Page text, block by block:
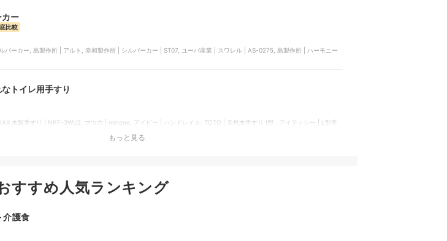
カー
比較
バーカー, 島製作所 | アルト, 幸和製作所 | シルバーカー | ST07, ユーバ産業 | スワレル | AS-0275, 島製作所 | ハーモニー
トイレ用手すり
製手すり | NKF-3WU2, マツ六 | nimone, アイビー | ハンドレイル, TOTO | 天然木手すり I型 , アイティシー | L型手
もっと見る
すすめ人気ランキング
介護食